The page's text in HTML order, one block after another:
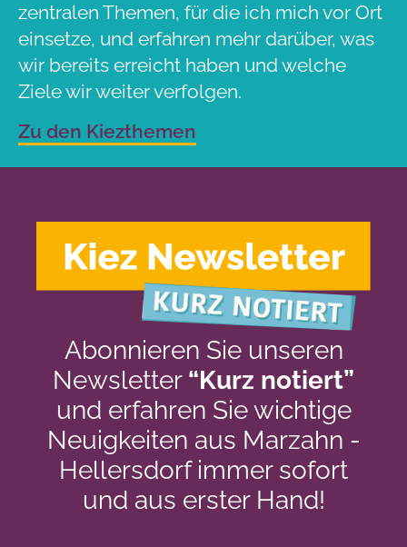
zentralen Themen, für die ich mich vor Ort
einsetze, und erfahren mehr darüber, was
wir bereits erreicht haben und welche
Ziele wir weiter verfolgen.
Zu den Kiezthemen
Abonnieren Sie unseren
Newsletter “Kurz notiert”
und erfahren Sie wichtige
Neuigkeiten aus Marzahn -
Hellersdorf immer sofort
und aus erster Hand!